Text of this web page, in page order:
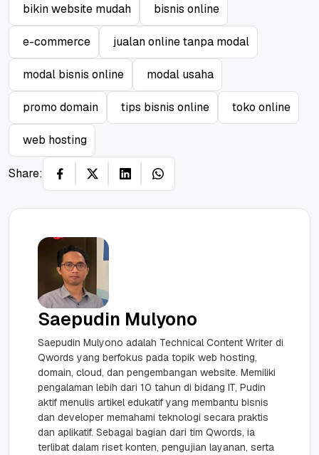
bikin website mudah bisnis online
e-commerce jualan online tanpa modal
modal bisnis online modal usaha
promo domain tips bisnis online toko online
web hosting
Share:
Saepudin Mulyono
Saepudin Mulyono adalah Technical Content Writer di
Qwords yang berfokus pada topik web hosting,
domain, cloud, dan pengembangan website. Memiliki
pengalaman lebih dari 10 tahun di bidang IT, Pudin
aktif menulis artikel edukatif yang membantu bisnis
dan developer memahami teknologi secara praktis
dan aplikatif. Sebagai bagian dari tim Qwords, ia
terlibat dalam riset konten, pengujian layanan, serta